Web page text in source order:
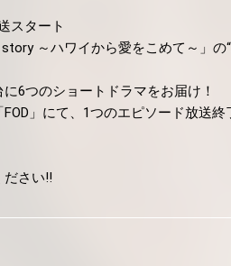
スタート
～ハワイから愛をこめて～」の
6つのショートドラマをお届け！
」にて、1つのエピソード放送
ださい!!